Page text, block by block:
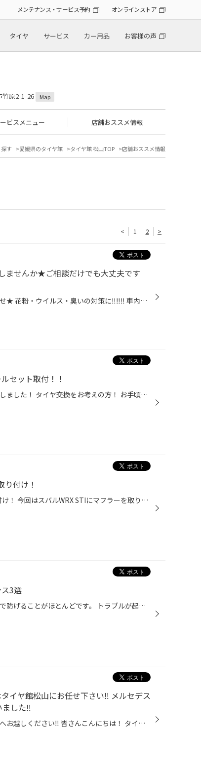
メンテナンス・サービス予約 オンラインストア
タイヤ サービス カー用品 お客様の声
原2-1-26 Map
ビスメニュー 店舗おススメ情報
す 愛媛県のタイヤ館 タイヤ館 松山TOP 店舗おススメ情報
< 1 2 >
ませんか★ご相談だけでも大丈夫です
★エアコンのメンテナンスは当店へお任せ★ 花粉・ウイルス・臭いの対策に‼‼‼ 車内の空気の入り口をしっかり洗浄しませんか？？ アルコールフリー、塩素系消毒剤不使用 天然由来成分で高い安全性だからこそ 小さいお子様やお年寄りの乗るお車でも安心★ 当店で使用するのは 世界的な自動車用品メーカー...
セット取付！！
ルーミー、お得なホイールセットで交換しました！ タイヤ交換をお考えの方！ お手頃なホイールとセットで装着できます♪ 本日はルーミーにホイールセットで 装着しました！ REGNO GR-XⅢ ブリヂストン「REGNO GR-XIII」は、 圧倒的な静粛性としなやかな乗り心地に加え、 ハンドリング性能とウェット性...
り付け！
スバル WRX STI フジツボマフラー取り付け！ 今回はスバルWRX STIにマフラーを取り付けしました！ お取り付けした商品は「フジツボマフラー A-RM」になります！！ 現状は２本出しのマフラーになっていますが 今回は１本出しのマフラーになります！！ どんな雰囲気になるのか完成が楽しみですね！！ ...
3選
タイヤのトラブルは日頃のメンテナンスで防げることがほとんどです。 トラブルが起きて後悔しない為にも、今回はタイヤのプロがおススメするタイヤメンテナンスを いくつかご紹介いたします。 【タイヤ長持ちの為のおススメテナンス！】 普段なかなか点検できてない、タイヤ交換もずいぶんしていな...
イヤ館松山にお任せ下さい‼︎ メルセデス
ました‼︎
輸入車にお乗りの方、ぜひタイヤ館松山へお越しください‼︎ 皆さんこんにちは！ タイヤ館松山店のホームページをご覧いただき 誠に有難う御座います★ 突然ですが輸入車にお乗りの皆様、 普段タイヤ交換はどちらでされておりますか？ 実は当店タイヤ館松山でも 輸入車のタイヤ、それもランフラットタ...